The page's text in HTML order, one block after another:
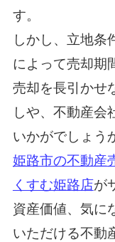
す。
しかし、立地条
によって売却期
売却を長引かせ
しや、不動産会
いかがでしょう
姫路市の不動産
くすむ姫路店が
資産価値、気に
いただける不動